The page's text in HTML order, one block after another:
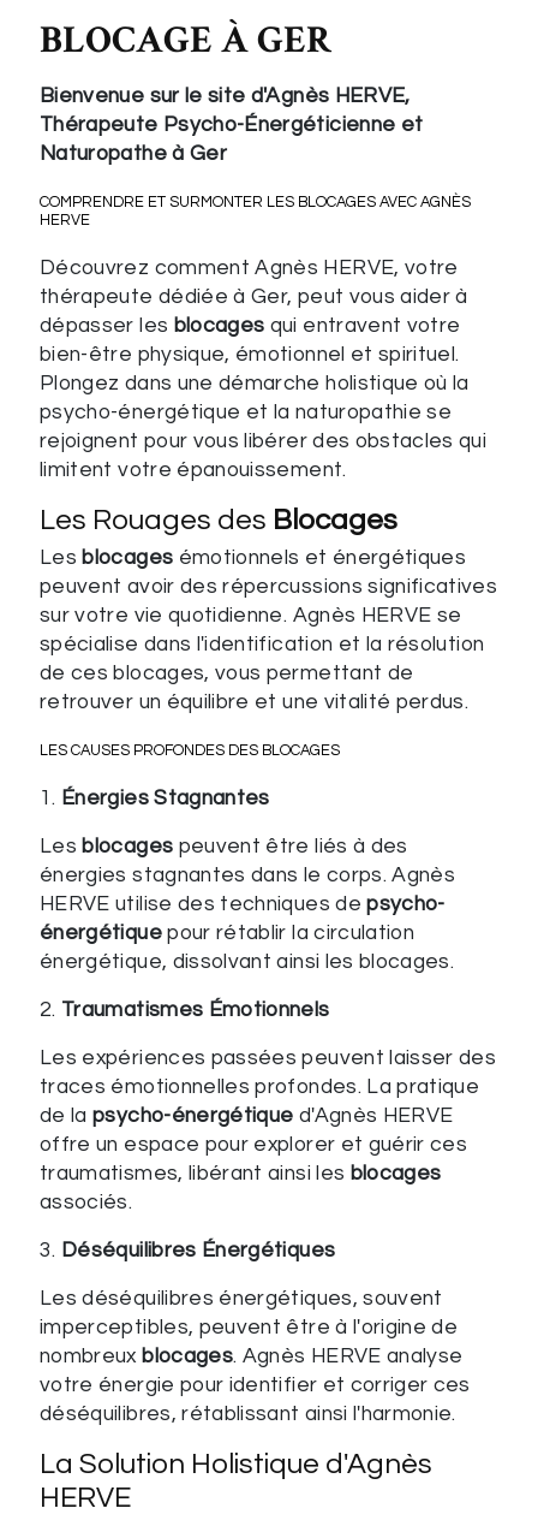
BLOCAGE À GER
Bienvenue sur le site d'Agnès HERVE,
Thérapeute Psycho-Énergéticienne et
Naturopathe à Ger
COMPRENDRE ET SURMONTER LES BLOCAGES AVEC AGNÈS
HERVE
Découvrez comment Agnès HERVE, votre
thérapeute dédiée à Ger, peut vous aider à
dépasser les blocages qui entravent votre
bien-être physique, émotionnel et spirituel.
Plongez dans une démarche holistique où la
psycho-énergétique et la naturopathie se
rejoignent pour vous libérer des obstacles qui
limitent votre épanouissement.
Les Rouages des Blocages
Les blocages émotionnels et énergétiques
peuvent avoir des répercussions significatives
sur votre vie quotidienne. Agnès HERVE se
spécialise dans l'identification et la résolution
de ces blocages, vous permettant de
retrouver un équilibre et une vitalité perdus.
LES CAUSES PROFONDES DES BLOCAGES
1. Énergies Stagnantes
Les blocages peuvent être liés à des
énergies stagnantes dans le corps. Agnès
HERVE utilise des techniques depsycho-
énergétiquepour rétablir la circulation
énergétique, dissolvant ainsi les blocages.
2. Traumatismes Émotionnels
Les expériences passées peuvent laisser des
traces émotionnelles profondes. La pratique
de lapsycho-énergétique d'Agnès HERVE
offre un espace pour explorer et guérir ces
traumatismes, libérant ainsi les blocages
associés.
3. Déséquilibres Énergétiques
Les déséquilibres énergétiques, souvent
imperceptibles, peuvent être à l'origine de
nombreux blocages. Agnès HERVE analyse
votre énergie pour identifier et corriger ces
déséquilibres, rétablissant ainsi l'harmonie.
La Solution Holistique d'Agnès
HERVE